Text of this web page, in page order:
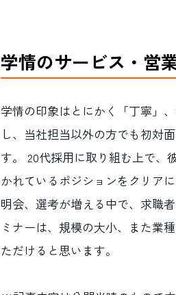
学情のサービス・営
学情の印象はとにかく「丁寧」
し、当社担当以外の方でも初対
す。 20代採用に取り組む上で、
かれているポジションをクリア
明会、選考が増える中で、求職
ミナーは、規模の大小、また業
ただけると思います。